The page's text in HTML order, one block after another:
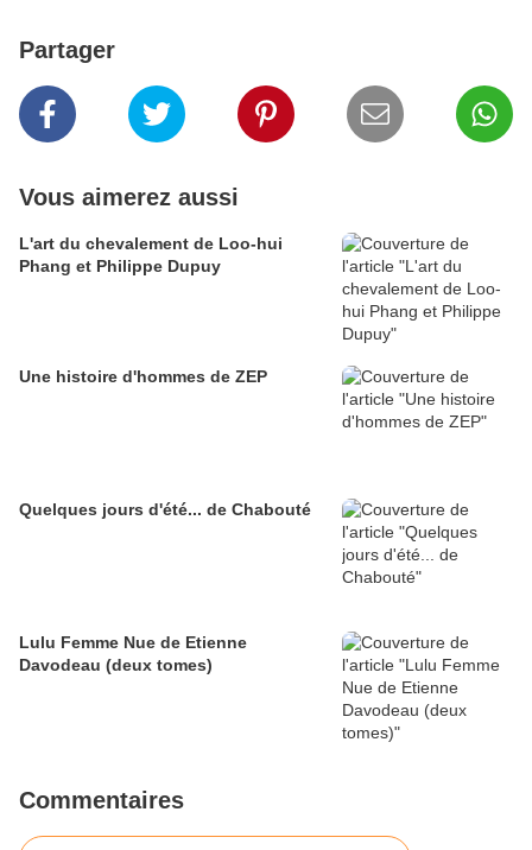
Partager
Vous aimerez aussi
L'art du chevalement de Loo-hui
Phang et Philippe Dupuy
Une histoire d'hommes de ZEP
Quelques jours d'été... de Chabouté
Lulu Femme Nue de Etienne
Davodeau (deux tomes)
Commentaires